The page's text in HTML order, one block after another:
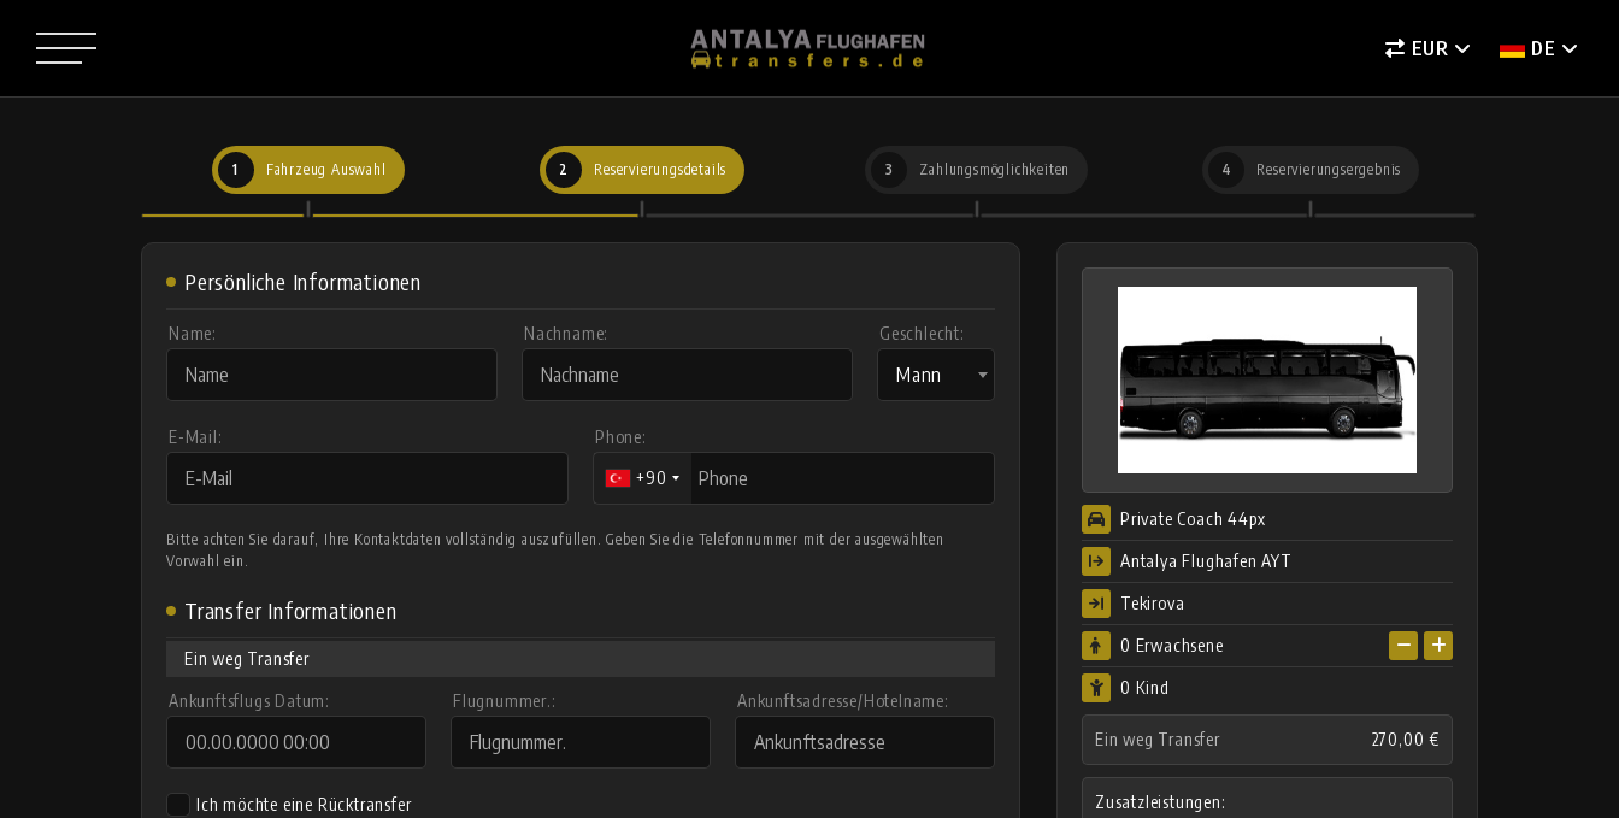
EUR DE
1 Fahrzeug Auswahl 2 Reservierungsdetails 3 Zahlungsmöglichkeiten 4 Reservierungsergebnis
Persönliche Informationen
Name: Nachname: Geschlecht:
Mann
E-Mail:
Phone:
+90
Bitte achten Sie darauf, Ihre Kontaktdaten vollständig auszufüllen. Geben Sie die Telefonnummer mit der ausgewählten
Vorwahl ein.
Transfer Informationen
Ein weg Transfer
Ankunftsflugs Datum: Flugnummer.: Ankunftsadresse/Hotelname:
Ich möchte eine Rücktransfer
Private Coach 44px
Antalya Flughafen AYT
Tekirova
0 Erwachsene
0 Kind
Ein weg Transfer 270,00 €
Zusatzleistungen: